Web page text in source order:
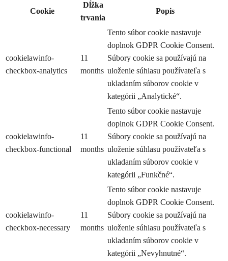
Cookie
Dĺžka
trvania
Popis
cookielawinfo-
checkbox-analytics
11
months
Tento súbor cookie nastavuje
doplnok GDPR Cookie Consent.
Súbory cookie sa používajú na
uloženie súhlasu používateľa s
ukladaním súborov cookie v
kategórii „Analytické“.
cookielawinfo-
checkbox-functional
11
months
Tento súbor cookie nastavuje
doplnok GDPR Cookie Consent.
Súbory cookie sa používajú na
uloženie súhlasu používateľa s
ukladaním súborov cookie v
kategórii „Funkčné“.
cookielawinfo-
checkbox-necessary
11
months
Tento súbor cookie nastavuje
doplnok GDPR Cookie Consent.
Súbory cookie sa používajú na
uloženie súhlasu používateľa s
ukladaním súborov cookie v
kategórii „Nevyhnutné“.